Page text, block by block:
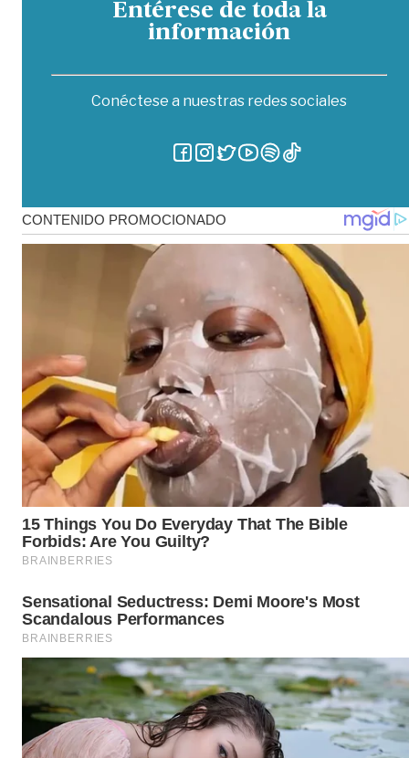
Entérese de toda la
información
Conéctese a nuestras redes sociales